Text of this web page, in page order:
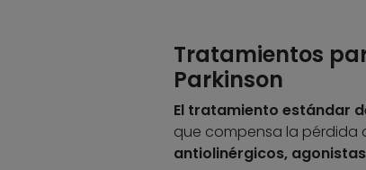
Tratamientos
Parkinson
El tratamiento estándar
que compensa la pérdida
antiolinérgicos,